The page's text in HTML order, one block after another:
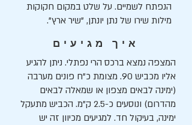
הנפתח לשמיים. על שלט במקום חקוקות
מילות שירו של נתן יונתן, "שיר ארץ".
איך מגיעים
המצפה נמצא ברכס הרי נפתלי. ניתן להגיע
אליו מכביש 90. מצומת כ"ח פונים מערבה
(ימינה לבאים מצפון או שמאלה לבאים
מהדרום) ונוסעים כ-2.5 ק"מ. הכביש מתעקל
ימינה, בעיקול חד. למגיעים מכיוון זה יש